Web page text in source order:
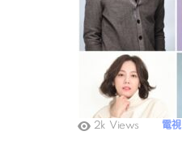
2k Views 電視